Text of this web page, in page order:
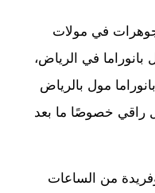
في مولات
بانوراما في الرياض،
مول بالرياض
راقي خصوصًا ما بعد
من الساعات